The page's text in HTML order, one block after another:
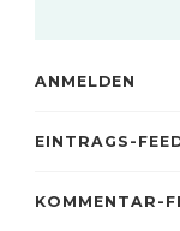
ANMELDEN
EINTRAGS-
KOMMENTAR-